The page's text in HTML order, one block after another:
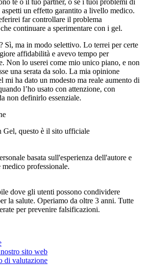
un effetto garantito a livello medico.
far controllare il problema
continuare a sperimentare con i gel.
Sì, ma in modo selettivo. Lo terrei per certe
affidabilità e avevo tempo per
Non lo userei come mio unico piano, e non
una serata da solo. La mia opinione
mi ha dato un modesto ma reale aumento di
l’ho usato con attenzione, con
non definirlo essenziale.
Gel, questo è il sito ufficiale
basata sull'esperienza dell'autore e
professionale.
dove gli utenti possono condividere
la salute. Operiamo da oltre 3 anni. Tutte
per prevenire falsificazioni.
sito web
di valutazione